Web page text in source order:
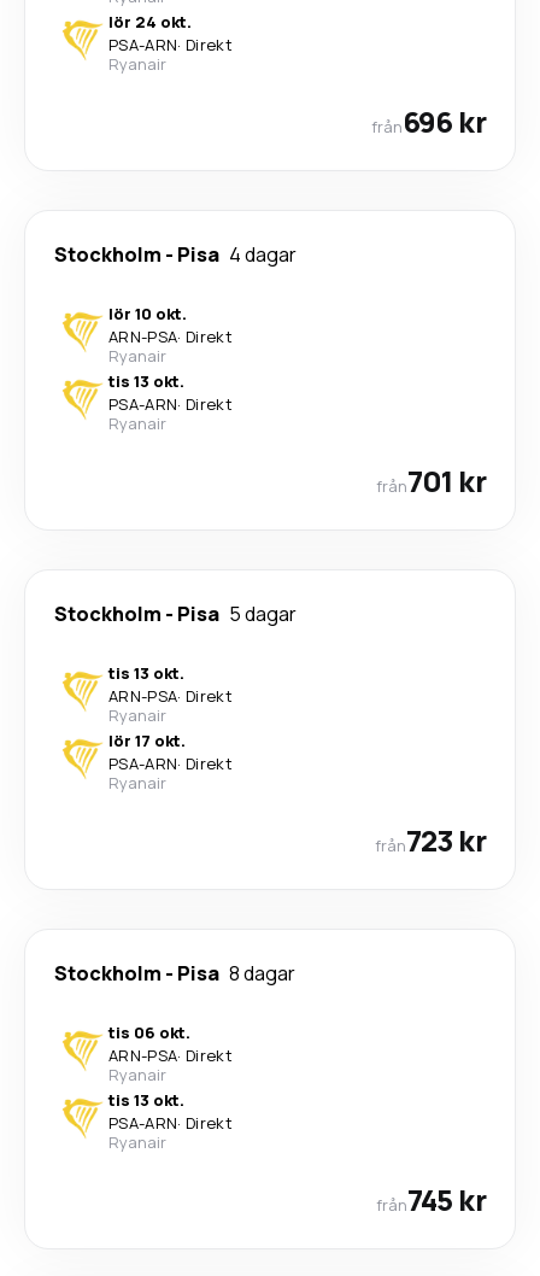
lör 24 okt.
PSA-ARN· Direkt
Ryanair
från696 kr
Stockholm - Pisa 4 dagar
lör 10 okt.
ARN-PSA· Direkt
Ryanair
tis 13 okt.
PSA-ARN· Direkt
Ryanair
från701 kr
Stockholm - Pisa 5 dagar
tis 13 okt.
ARN-PSA· Direkt
Ryanair
lör 17 okt.
PSA-ARN· Direkt
Ryanair
från723 kr
Stockholm - Pisa 8 dagar
tis 06 okt.
ARN-PSA· Direkt
Ryanair
tis 13 okt.
PSA-ARN· Direkt
Ryanair
från745 kr